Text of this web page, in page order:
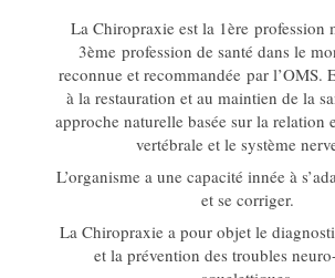
La Chiropraxie est la 1ère profession
3ème profession de santé dans le
reconnue et recommandée par l’OMS.
à la restauration et au maintien de la
approche naturelle basée sur la relation
vertébrale et le système
L’organisme a une capacité innée à
et se corriger.
La Chiropraxie a pour objet le
et la prévention des troubles